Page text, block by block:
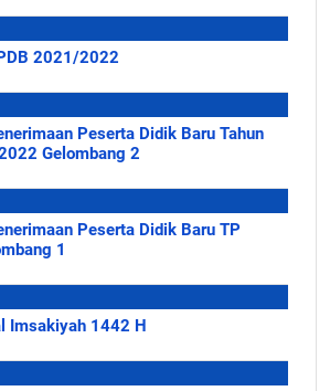
2021/2022
Peserta Didik Baru Tahun
Gelombang 2
Peserta Didik Baru TP
1
Imsakiyah 1442 H